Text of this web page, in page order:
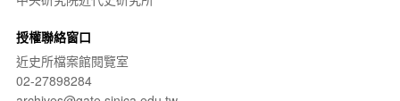
授權聯絡窗口
近史所檔案館閱覽室
02-27898284